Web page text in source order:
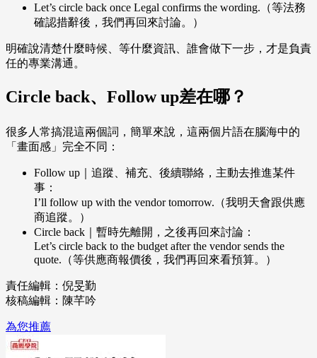
Let’s circle back once Legal confirms the wording.（等法務
確認措辭後，我們再回來討論。）
明確說清楚什麼時候、等什麼資訊、誰會做下一步，才是負責
任的專業溝通。
Circle back、Follow up差在哪？
很多人常搞混這兩個詞，簡單來說，這兩個片語在腦海中的
「畫面感」完全不同：
Follow up｜追蹤、補充、後續聯絡，主動去推進某件
事：
I’ll follow up with the vendor tomorrow.（我明天會跟供應
商追蹤。）
Circle back｜暫時先離開，之後再回來討論：
Let’s circle back to the budget after the vendor sends the
quote.（等供應商報價後，我們再回來看預算。）
責任編輯：倪旻勤
核稿編輯：陳芊吟
為您推薦